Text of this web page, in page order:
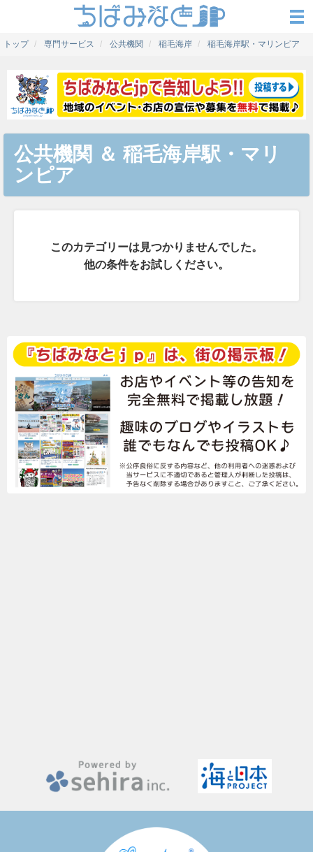
トップ 専門サービス 公共機関 稲毛海岸 稲毛海岸駅・マリンピア
公共機関 ＆ 稲毛海岸駅・マリ
ンピア
このカテゴリーは見つかりませんでした。
他の条件をお試しください。